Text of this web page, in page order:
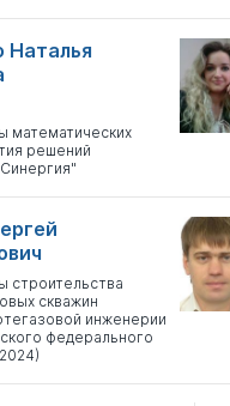
Наталья
математических
решений
строительства
скважин
инженерии
федерального